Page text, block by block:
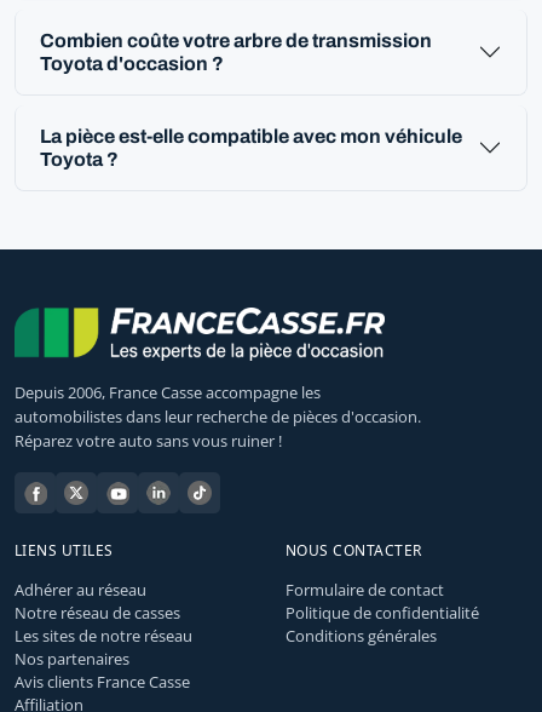
Combien coûte votre arbre de transmission
Toyota d'occasion ?
La pièce est-elle compatible avec mon véhicule
Toyota ?
Depuis 2006, France Casse accompagne les
automobilistes dans leur recherche de pièces d'occasion.
Réparez votre auto sans vous ruiner !
LIENS UTILES
Adhérer au réseau
Notre réseau de casses
Les sites de notre réseau
Nos partenaires
Avis clients France Casse
Affiliation
NOUS CONTACTER
Formulaire de contact
Politique de confidentialité
Conditions générales